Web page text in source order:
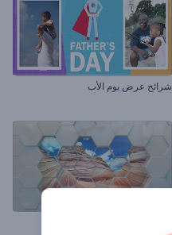
شرائح عرض يوم الأب